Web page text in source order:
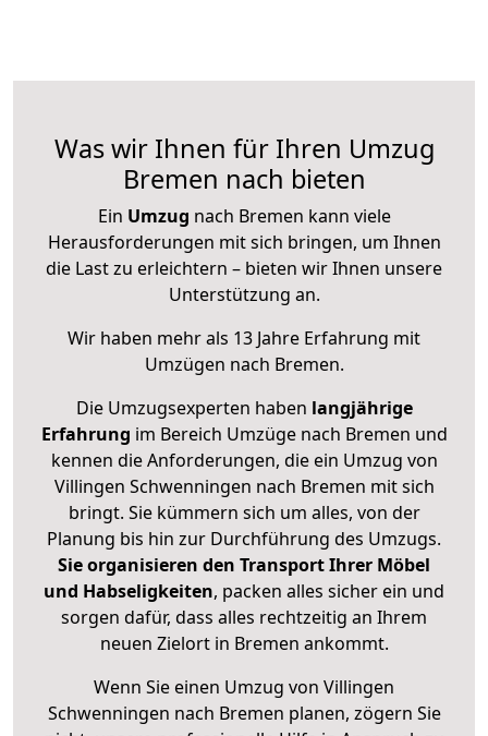
Was wir Ihnen für Ihren Umzug
Bremen nach bieten
Ein Umzug nach Bremen kann viele
Herausforderungen mit sich bringen, um Ihnen
die Last zu erleichtern – bieten wir Ihnen unsere
Unterstützung an.
Wir haben mehr als 13 Jahre Erfahrung mit
Umzügen nach Bremen.
Die Umzugsexperten haben langjährige
Erfahrung im Bereich Umzüge nach Bremen und
kennen die Anforderungen, die ein Umzug von
Villingen Schwenningen nach Bremen mit sich
bringt. Sie kümmern sich um alles, von der
Planung bis hin zur Durchführung des Umzugs.
Sie organisieren den Transport Ihrer Möbel
und Habseligkeiten, packen alles sicher ein und
sorgen dafür, dass alles rechtzeitig an Ihrem
neuen Zielort in Bremen ankommt.
Wenn Sie einen Umzug von Villingen
Schwenningen nach Bremen planen, zögern Sie